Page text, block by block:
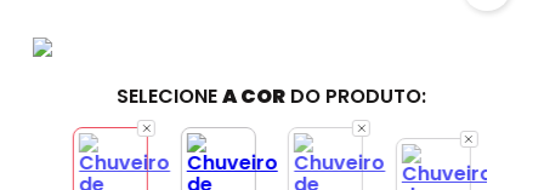
SELECIONEA COR DO PRODUTO: